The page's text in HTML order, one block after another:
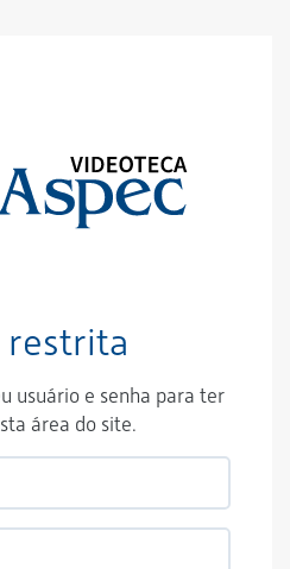
restrita
usuário e senha para ter
área do site.